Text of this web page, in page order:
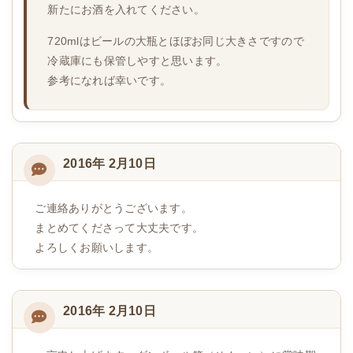
新たにお酒を入れてください。
720mlはビールの大瓶とほぼお同じ大きさですので
冷蔵庫にも保管しやすと思います。
参考になれば幸いです。
2016年 2月10日
ご連絡ありがとうございます。
まとめてくださって大丈夫です。
よろしくお願いします。
2016年 2月10日